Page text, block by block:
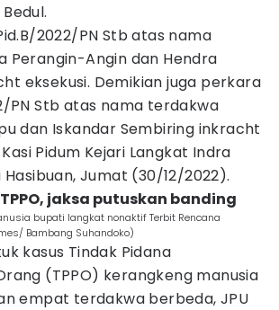
2022/PN Stb atas nama
Perangin-Angin dan Hendra
eksekusi. Demikian juga perkara
PN Stb atas nama terdakwa
dan Iskandar Sembiring inkracht
Pidum Kejari Langkat Indra
Jumat (30/12/2022).
jaksa putuskan banding
bupati langkat nonaktif Terbit Rencana
Bambang Suhandoko)
kasus Tindak Pidana
(TPPO) kerangkeng manusia
empat terdakwa berbeda, JPU